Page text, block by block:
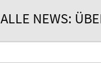
ALLE NEWS: